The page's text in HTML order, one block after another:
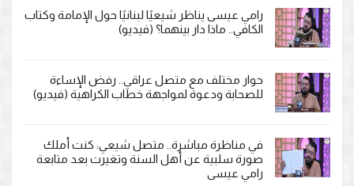
رامي عيسى يناظر شيعيًا لبنانيًا حول الإمامة وكتاب
الكافي.. ماذا دار بينهما؟ (فيديو)
حوار مختلف مع متصل عراقي.. رفض الإساءة
للصحابة ودعوة لمواجهة خطاب الكراهية (فيديو)
في مناظرة مباشرة.. متصل شيعي: كنت أملك
صورة سلبية عن أهل السنة وتغيرت بعد متابعة
رامي عيسى